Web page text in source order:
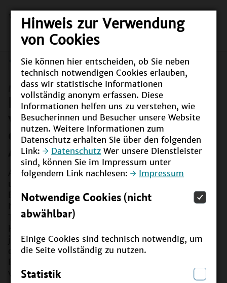
Hinweis zur Verwendung
von Cookies
Sie können hier entscheiden, ob Sie neben
technisch notwendigen Cookies erlauben,
dass wir statistische Informationen
vollständig anonym erfassen. Diese
Informationen helfen uns zu verstehen, wie
Besucherinnen und Besucher unsere Website
nutzen. Weitere Informationen zum
Datenschutz erhalten Sie über den folgenden
Link:
Datenschutz Wer unsere Dienstleister
sind, können Sie im Impressum unter
folgendem Link nachlesen:
Impressum
Notwendige Cookies (nicht
abwählbar)
Einige Cookies sind technisch notwendig, um
die Seite vollständig zu nutzen.
Statistik
Meldungen
Rundgang durch Berlin bringt
viele spannende Einblicke in
die Arbeit verschiedener BNE-
Akteurinnen und -Akteure
Meldung vom 16.02.2023
Als zusätzliches Angebot konnten Besucherinnen
BNE – Gemeinsam Zukunft gestalten" im
Naturkundemuseum Berlin am darauffolgenden
Tag am "BNE-Rundgang" teilnehmen. Drei
jeweils drei Akteurinnen und Akteure besucht, die
die Möglichkeit hatten, ihre Arbeit im Bereich
vorzustellen.